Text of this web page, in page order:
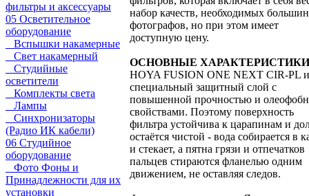
фильтры и аксессуары
05 Осветительное
оборудование
Вспышки накамерные
Свет накамерный
Студийные
осветители
Комплекты света
Лампы
Синхронизаторы
(Радио ИК кабели)
06 Студийное
оборудование
Фото Фоны и
Принадлежности для их
установки
набор качеств, необходимых
фотографов, но при этом имеет
доступную цену.
ОСНОВНЫЕ ХАРАКТЕРИСТИКИ
HOYA FUSION ONE NEXT CIR-PL
специальный защитный слой с
повышенной прочностью и
свойствами. Поэтому поверхность
фильтра устойчива к царапинам и
остаётся чистой - вода собирается в
и стекает, а пятна грязи и отпечатков
пальцев стираются фланелью одним
движением, не оставляя следов.